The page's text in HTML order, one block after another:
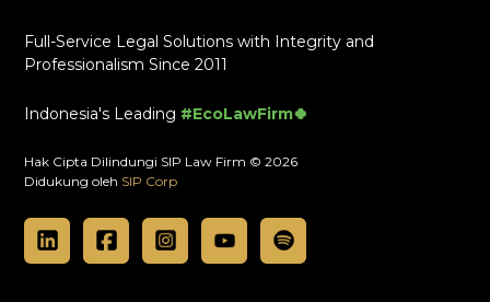
Full-Service Legal Solutions with Integrity and
Professionalism Since 2011
Indonesia's Leading #EcoLawFirm🍀
Hak Cipta Dilindungi SIP Law Firm © 2026
Didukung oleh SIP Corp